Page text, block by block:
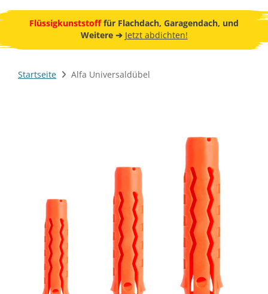
Flüssigkunststofffür Flachdach, Garagendach, und
Weitere ➔ Jetzt abdichten!
Startseite Alfa Universaldübel